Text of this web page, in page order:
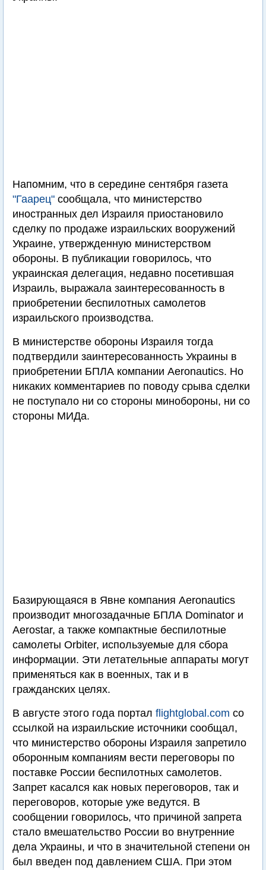
Напомним, что в середине сентября газета
"Гаарец" сообщала, что министерство
иностранных дел Израиля приостановило
сделку по продаже израильских вооружений
Украине, утвержденную министерством
обороны. В публикации говорилось, что
украинская делегация, недавно посетившая
Израиль, выражала заинтересованность в
приобретении беспилотных самолетов
израильского производства.
В министерстве обороны Израиля тогда
подтвердили заинтересованность Украины в
приобретении БПЛА компании Aeronautics. Но
никаких комментариев по поводу срыва сделки
не поступало ни со стороны минобороны, ни со
стороны МИДа.
Базирующаяся в Явне компания Aeronautics
производит многозадачные БПЛА Dominator и
Aerostar, а также компактные беспилотные
самолеты Orbiter, используемые для сбора
информации. Эти летательные аппараты могут
применяться как в военных, так и в
гражданских целях.
В августе этого года портал flightglobal.com со
ссылкой на израильские источники сообщал,
что министерство обороны Израиля запретило
оборонным компаниям вести переговоры по
поставке России беспилотных самолетов.
Запрет касался как новых переговоров, так и
переговоров, которые уже ведутся. В
сообщении говорилось, что причиной запрета
стало вмешательство России во внутренние
дела Украины, и что в значительной степени он
был введен под давлением США. При этом